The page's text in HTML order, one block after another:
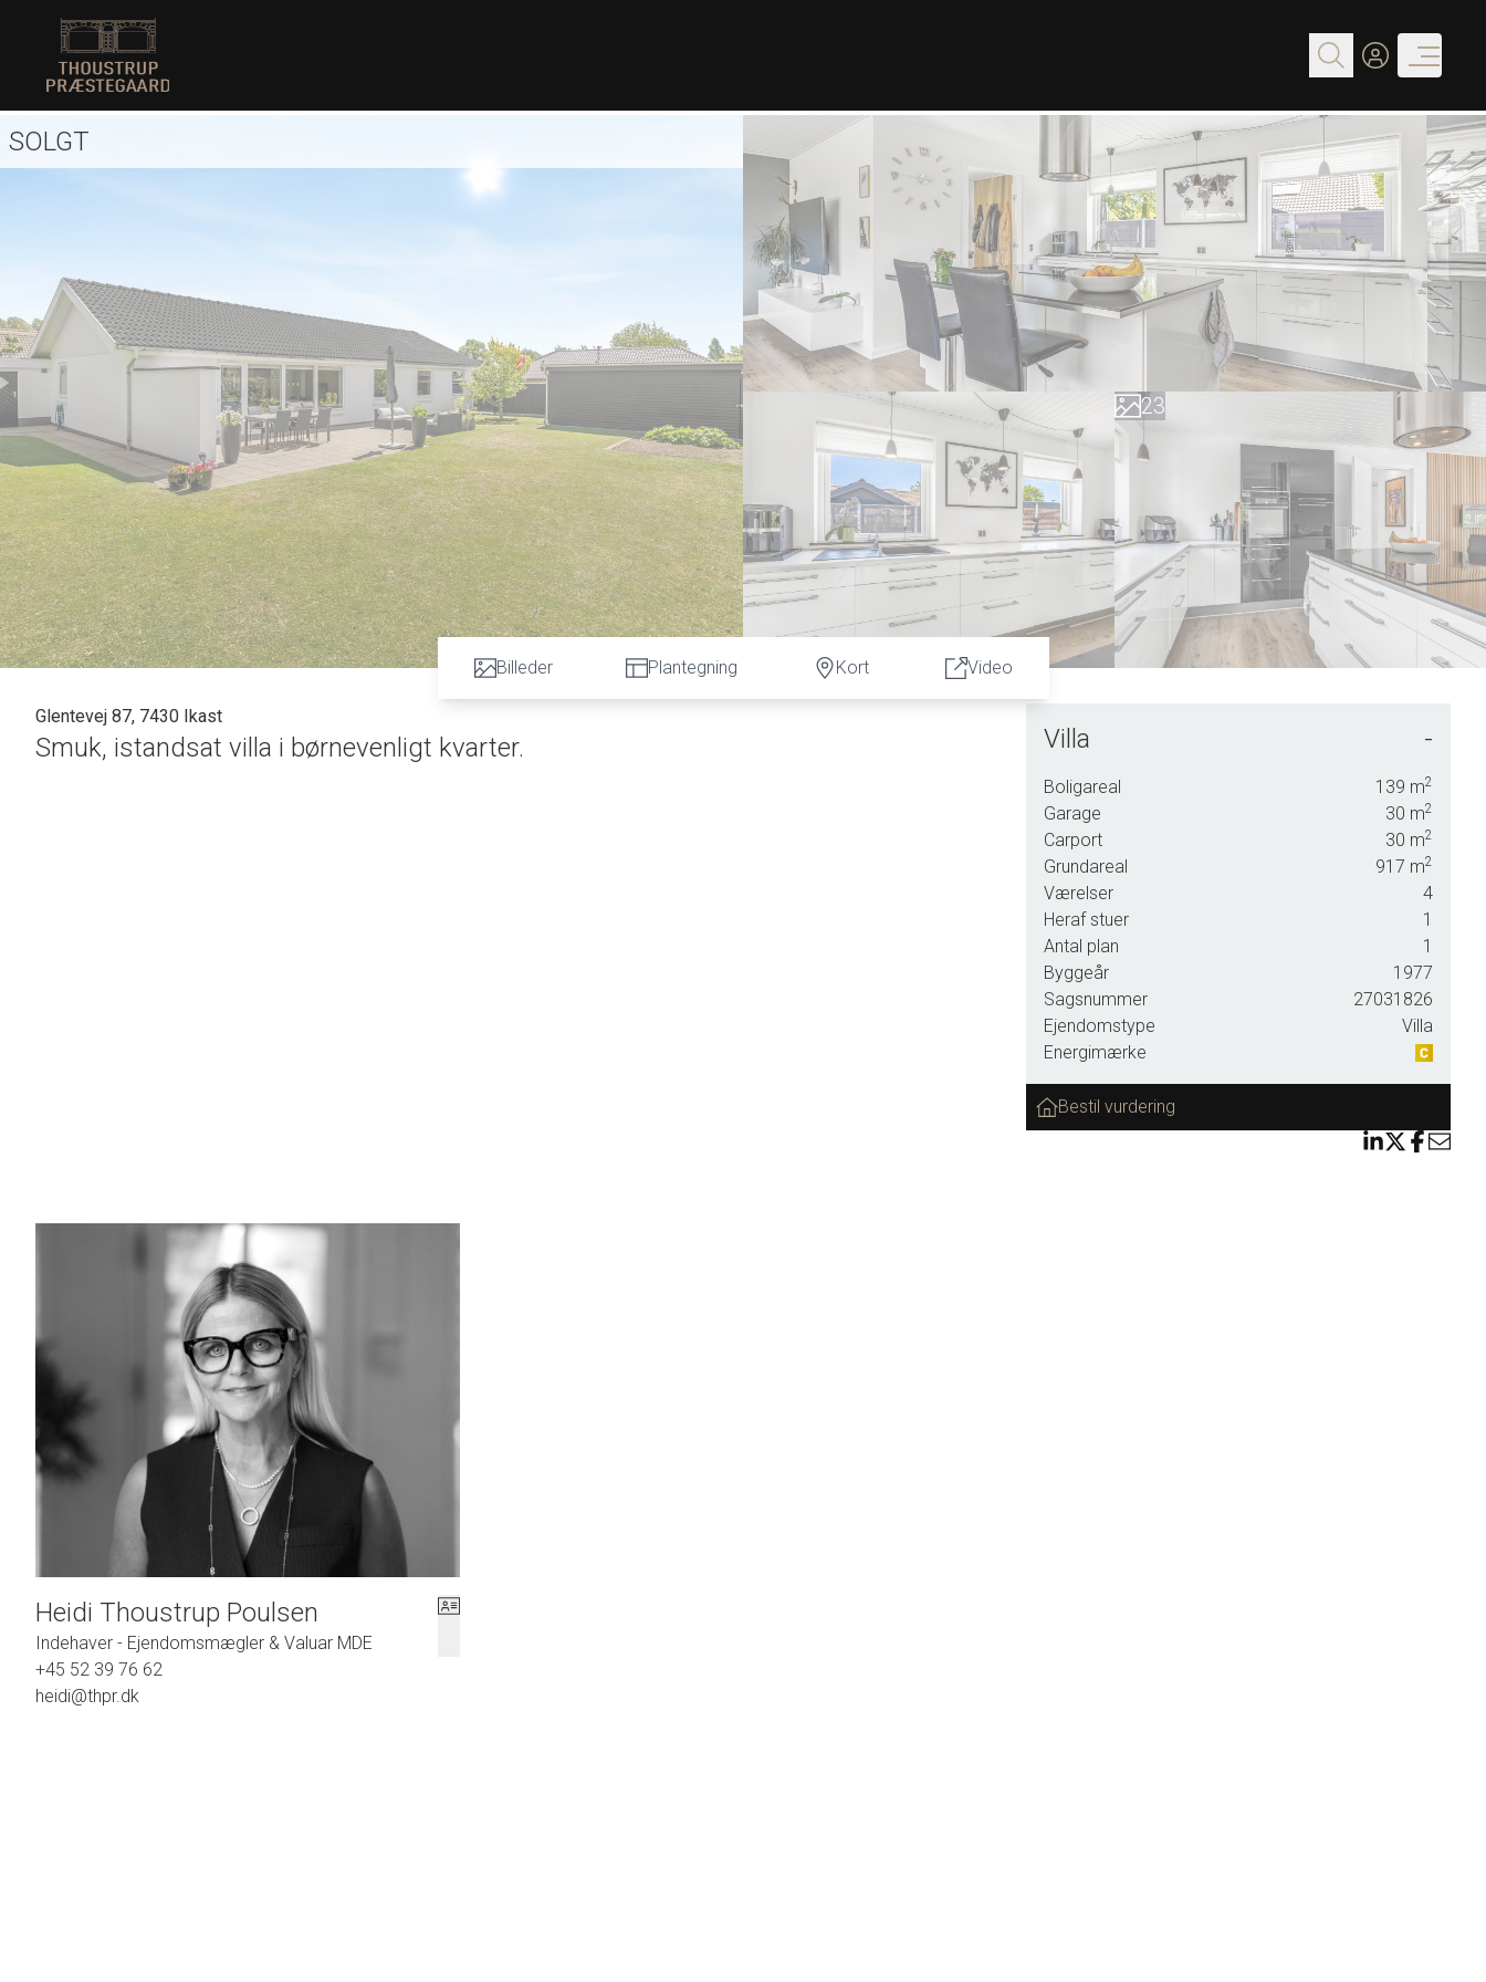
SOLGT
2
3
4
7
9
3
8
9
Billeder Plantegning Kort Video
Glentevej 87, 7430 Ikast
Smuk, istandsat villa i børnevenligt kvarter. Villa -
Boligareal 139 m2
Garage 30 m2
Carport 30 m2
Grundareal 917 m2
Værelser
4
Heraf stuer
1
Antal plan
1
Byggeår
1977
Sagsnummer
27031826
Ejendomstype
Villa
Energimærke
Bestil vurdering
Heidi Thoustrup Poulsen
Indehaver - Ejendomsmægler & Valuar MDE
+45 52 39 76 62
heidi@thpr.dk